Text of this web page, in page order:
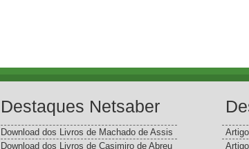
Destaques Netsaber
Download dos Livros de Machado de Assis
Download dos Livros de Casimiro de Abreu